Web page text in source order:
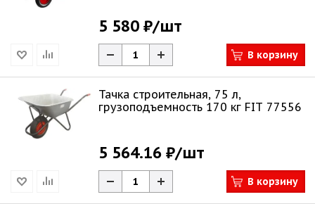
5 580 ₽/шт
В корзину
Тачка строительная, 75 л,
грузоподъемность 170 кг FIT 77556
5 564.16 ₽/шт
В корзину